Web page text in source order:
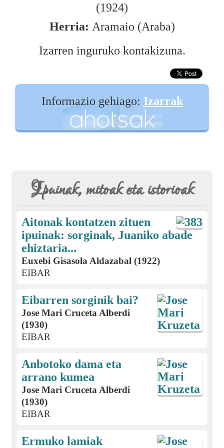
(1924)
Herria: Aramaio (Araba)
Izarren inguruko kontakizuna.
Informazio gehiago: Izarrak
Ipuinak, mitoak eta istorioak
Aitonak kontatzen zituen
ipuinak: sorginak, Juaniko abade
ehiztaria...
Euxebi Gisasola Aldazabal (1922)
EIBAR
Eibarren sorginik bai?
Jose Mari Cruceta Alberdi
(1930)
EIBAR
Anbotoko dama eta
arrano kumea
Jose Mari Cruceta Alberdi
(1930)
EIBAR
Ermuko lamiak